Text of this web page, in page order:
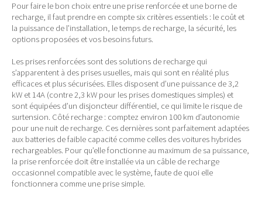
Pour faire le bon choix entre une prise renforcée et une borne de
recharge, il faut prendre en compte six critères essentiels : le coût et
la puissance de l’installation, le temps de recharge, la sécurité, les
options proposées et vos besoins futurs.
Les prises renforcées sont des solutions de recharge qui
s’apparentent à des prises usuelles, mais qui sont en réalité plus
efficaces et plus sécurisées. Elles disposent d’une puissance de 3,2
kW et 14A (contre 2,3 kW pour les prises domestiques simples) et
sont équipées d’un disjoncteur différentiel, ce qui limite le risque de
surtension. Côté recharge : comptez environ 100 km d’autonomie
pour une nuit de recharge. Ces dernières sont parfaitement adaptées
aux batteries de faible capacité comme celles des voitures hybrides
rechargeables. Pour qu’elle fonctionne au maximum de sa puissance,
la prise renforcée doit être installée via un câble de recharge
occasionnel compatible avec le système, faute de quoi elle
fonctionnera comme une prise simple.